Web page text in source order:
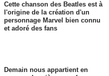
Cette chanson des Beatles est à
l'origine de la création d'un
personnage Marvel bien connu
et adoré des fans
Demain nous appartient en